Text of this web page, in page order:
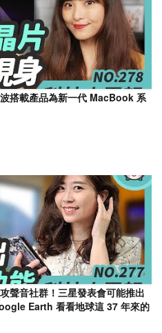
搭載產品為新一代 MacBook 系
聲音社群！三星發表會可能推出
Earth 看看地球這 37 年來的